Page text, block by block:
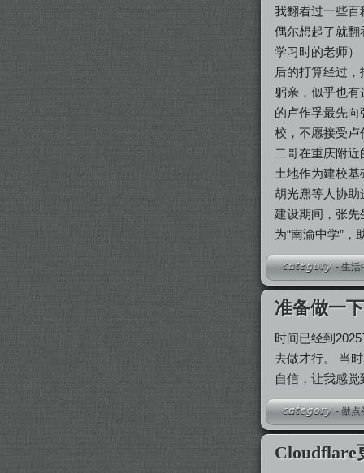
我翻看过一些
偶尔想起了就
学习时的老师
后的打算经过
躬亲，似乎也
的卢作孚最先
校，不愿接受
二哥在重庆附
土地作为建校
胡光麃等人协
建设期间，张
为“南渝中学”
-生活
准备做一
时间已经到
去做才行。 当
自信，让我感
-做点
Cloudflare